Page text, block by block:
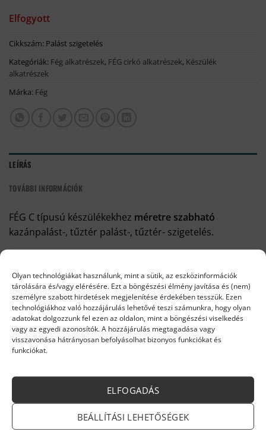
Olyan technológiákat használunk, mint a sütik, az eszközinformációk
tárolására és/vagy elérésére. Ezt a böngészési élmény javítása és (nem)
személyre szabott hirdetések megjelenítése érdekében tesszük. Ezen
technológiákhoz való hozzájárulás lehetővé teszi számunkra, hogy olyan
adatokat dolgozzunk fel ezen az oldalon, mint a böngészési viselkedés
vagy az egyedi azonosítók. A hozzájárulás megtagadása vagy
visszavonása hátrányosan befolyásolhat bizonyos funkciókat és
funkciókat.
ELFOGADÁS
BEÁLLÍTÁSI LEHETŐSÉGEK
Elfogyott
Cikkszám: Palást szigetelés
Kategóriák: Fég alkatrészek, FÉG cirkó alkatrészek, Készülék
alkatrészek
Márka: Fég
LEÍRÁS
TOVÁBBI INFORMÁCIÓK
FÉG C típusú készülékekhez méretre szabható
kazánpalást-, tűztér palást-, tűztér- szigetelés.
kérje szerviz szolgáltatásunkat. Keressen bizalommal
elérhetőségeinkenitt.
Helyettesítő termék:KVS lap (duraboard md) égéstér ,
égőtér, tűztér szigetelés, kerámiaszálas
1250x1000x10mm 1260 C